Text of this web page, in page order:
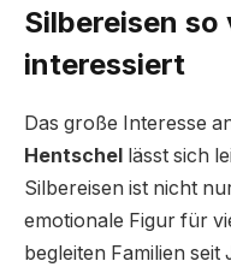
Silbereisen so
interessiert
Das große Interesse
Hentschel
lässt sich
Silbereisen ist nicht
emotionale Figur für
begleiten Familien